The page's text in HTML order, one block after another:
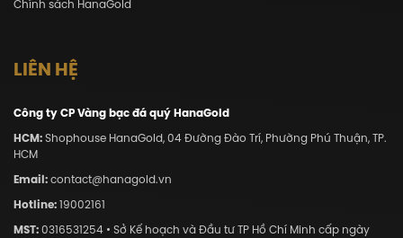
Chính sách HanaGold
LIÊN HỆ
Công ty CP Vàng bạc đá quý HanaGold
HCM:Shophouse HanaGold, 04 Đường Đào Trí, Phường Phú Thuận, TP.
HCM
Email:contact@hanagold.vn
Hotline:19002161
MST:0316531254 • Sở Kế hoạch và Đầu tư TP Hồ Chí Minh cấp ngày